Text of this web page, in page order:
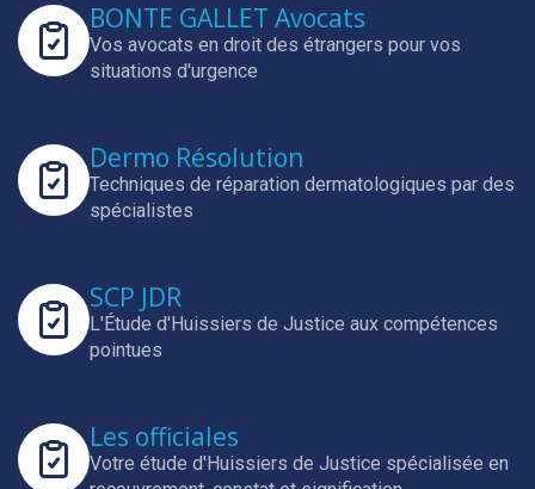
BONTE GALLET Avocats
Vos avocats en droit des étrangers pour vos
situations d'urgence
Dermo Résolution
Techniques de réparation dermatologiques par des
spécialistes
SCP JDR
L'Étude d'Huissiers de Justice aux compétences
pointues
Les officiales
Votre étude d'Huissiers de Justice spécialisée en